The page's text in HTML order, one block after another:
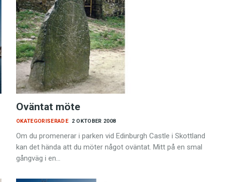
Oväntat möte
2 OKTOBER 2008
OKATEGORISERADE
Om du promenerar i parken vid Edinburgh Castle i Skottland
kan det hända att du möter något oväntat. Mitt på en smal
gångväg i en…